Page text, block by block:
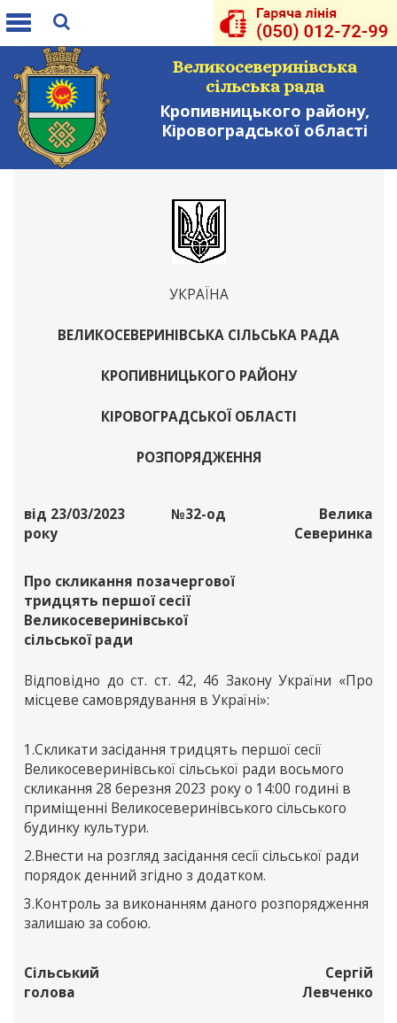
Toggle
Великосеверинівська
сільська рада
Кропивницького району,
Кіровоградської області
УКРАЇНА
ВЕЛИКОСЕВЕРИНІВСЬКА СІЛЬСЬКА РАДА
КРОПИВНИЦЬКОГО РАЙОНУ
КІРОВОГРАДСЬКОЇ ОБЛАСТІ
РОЗПОРЯДЖЕННЯ
від 23/03/2023
року
№32-од
Велика
Северинка
Про скликання позачергової
тридцять першої сесії
Великосеверинівської
сільської ради
Відповідно до ст. ст. 42, 46 Закону України «Про
місцеве самоврядування в Україні»:
1.Скликати засідання тридцять першої сесії
Великосеверинівської сільської ради восьмого
скликання 28 березня 2023 року о 14:00 годині в
приміщенні Великосеверинівського сільського
будинку культури.
2.Внести на розгляд засідання сесії сільської ради
порядок денний згідно з додатком.
3.Контроль за виконанням даного розпорядження
залишаю за собою.
Сільський
голова
Сергій
Левченко